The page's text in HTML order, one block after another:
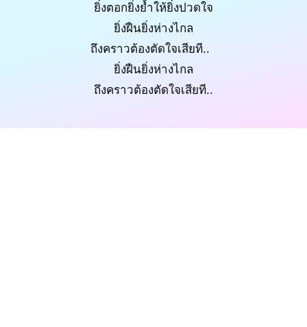
ยิ่งตอกยิ่งย้ำให้ยิ่งปวดใจ
ยิ่งฝืนยิ่งห่างไกล
ถึงคราวต้องตัดใจเสียที..
ยิ่งฝืนยิ่งห่างไกล
ถึงคราวต้องตัดใจเสียที..